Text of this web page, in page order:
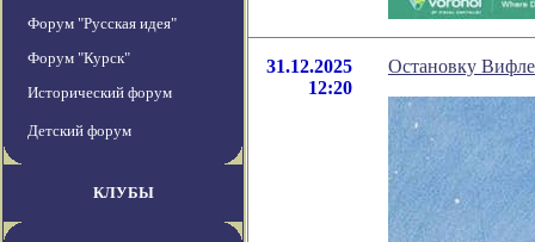
Форум "Русская идея"
Форум "Курск"
Исторический форум
Детский форум
КЛУБЫ
31.12.2025
12:20
Остановку